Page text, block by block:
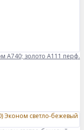
А740; золото А111 перф.